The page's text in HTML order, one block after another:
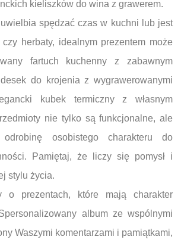
kieliszków do wina z grawerem.
spędzać czas w kuchni lub jest
czy herbaty, idealnym prezentem może
fartuch kuchenny z zabawnym
do krojenia z wygrawerowanymi
kubek termiczny z własnym
nie tylko są funkcjonalne, ale
osobistego charakteru do
Pamiętaj, że liczy się pomysł i
stylu życia.
o prezentach, które mają charakter
album ze wspólnymi
Waszymi komentarzami i pamiątkami,